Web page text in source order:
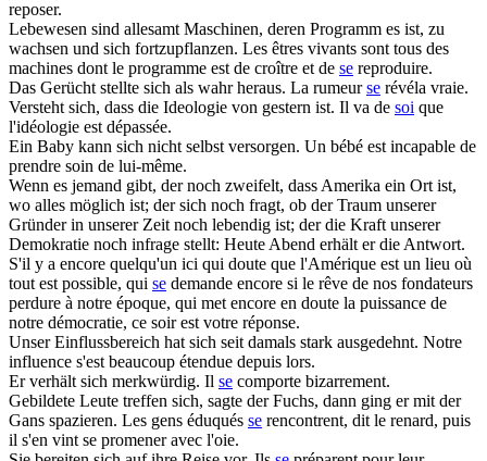
reposer.
Lebewesen sind allesamt Maschinen, deren Programm es ist, zu
wachsen und sich fortzupflanzen. Les êtres vivants sont tous des
machines dont le programme est de croître et de se reproduire.
Das Gerücht stellte sich als wahr heraus. La rumeurse révéla vraie.
Verstehtsich, dass die Ideologie von gestern ist. Il va de soi que
l'idéologie est dépassée.
Ein Baby kann sich nicht selbst versorgen. Un bébé est incapable de
prendre soin de lui-même.
Wenn es jemand gibt, der noch zweifelt, dass Amerika ein Ort ist,
wo alles möglich ist; dersich noch fragt, ob der Traum unserer
Gründer in unserer Zeit noch lebendig ist; der die Kraft unserer
Demokratie noch infrage stellt: Heute Abend erhält er die Antwort.
S'il y a encore quelqu'un ici qui doute que l'Amérique est un lieu où
tout est possible, qui se demande encore si le rêve de nos fondateurs
perdure à notre époque, qui met encore en doute la puissance de
notre démocratie, ce soir est votre réponse.
Unser Einflussbereich hatsich seit damals stark ausgedehnt. Notre
influence s'est beaucoup étendue depuis lors.
Er verhältsich merkwürdig. Il se comporte bizarrement.
Gebildete Leute treffen sich, sagte der Fuchs, dann ging er mit der
Gans spazieren. Les gens éduqués se rencontrent, dit le renard, puis
il s'en vint se promener avec l'oie.